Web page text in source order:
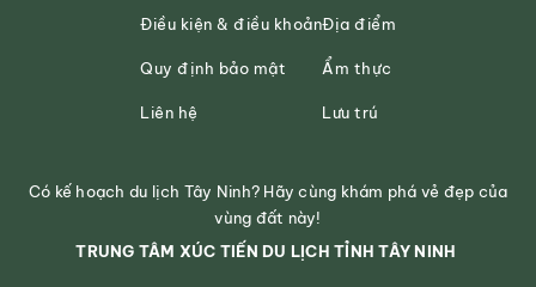
Điều kiện & điều khoản
Quy định bảo mật
Liên hệ
Địa điểm
Ẩm thực
Lưu trú
Có kế hoạch du lịch Tây Ninh? Hãy cùng khám phá vẻ đẹp của
vùng đất này!
TRUNG TÂM XÚC TIẾN DU LỊCH TỈNH TÂY NINH